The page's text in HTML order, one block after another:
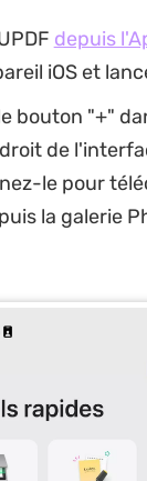
depuis
iOS et
bouton "+"
de
le pour
la galerie